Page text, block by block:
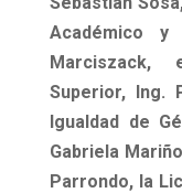
Académico y
Superior, Ing.
Igualdad de
Gabriela
Parrondo, la